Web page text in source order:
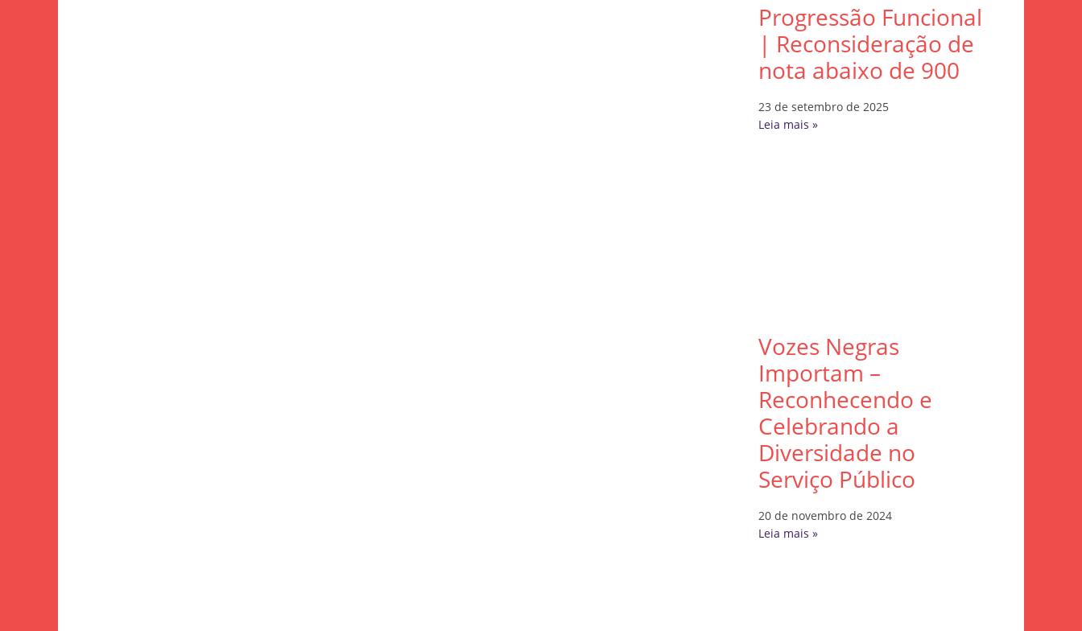
Progressão Funcional
| Reconsideração de
nota abaixo de 900
23 de setembro de 2025
Leia mais »
Vozes Negras
Importam –
Reconhecendo e
Celebrando a
Diversidade no
Serviço Público
20 de novembro de 2024
Leia mais »